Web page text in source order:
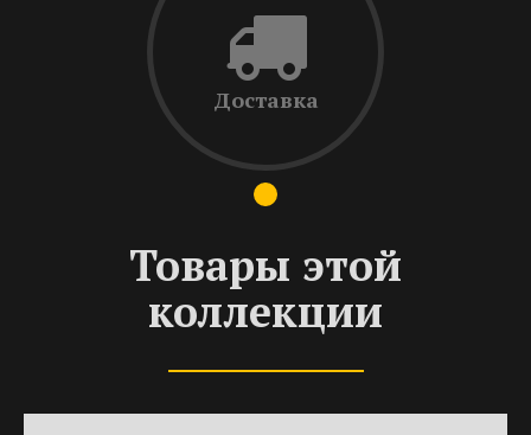
Доставка
Товары этой
коллекции